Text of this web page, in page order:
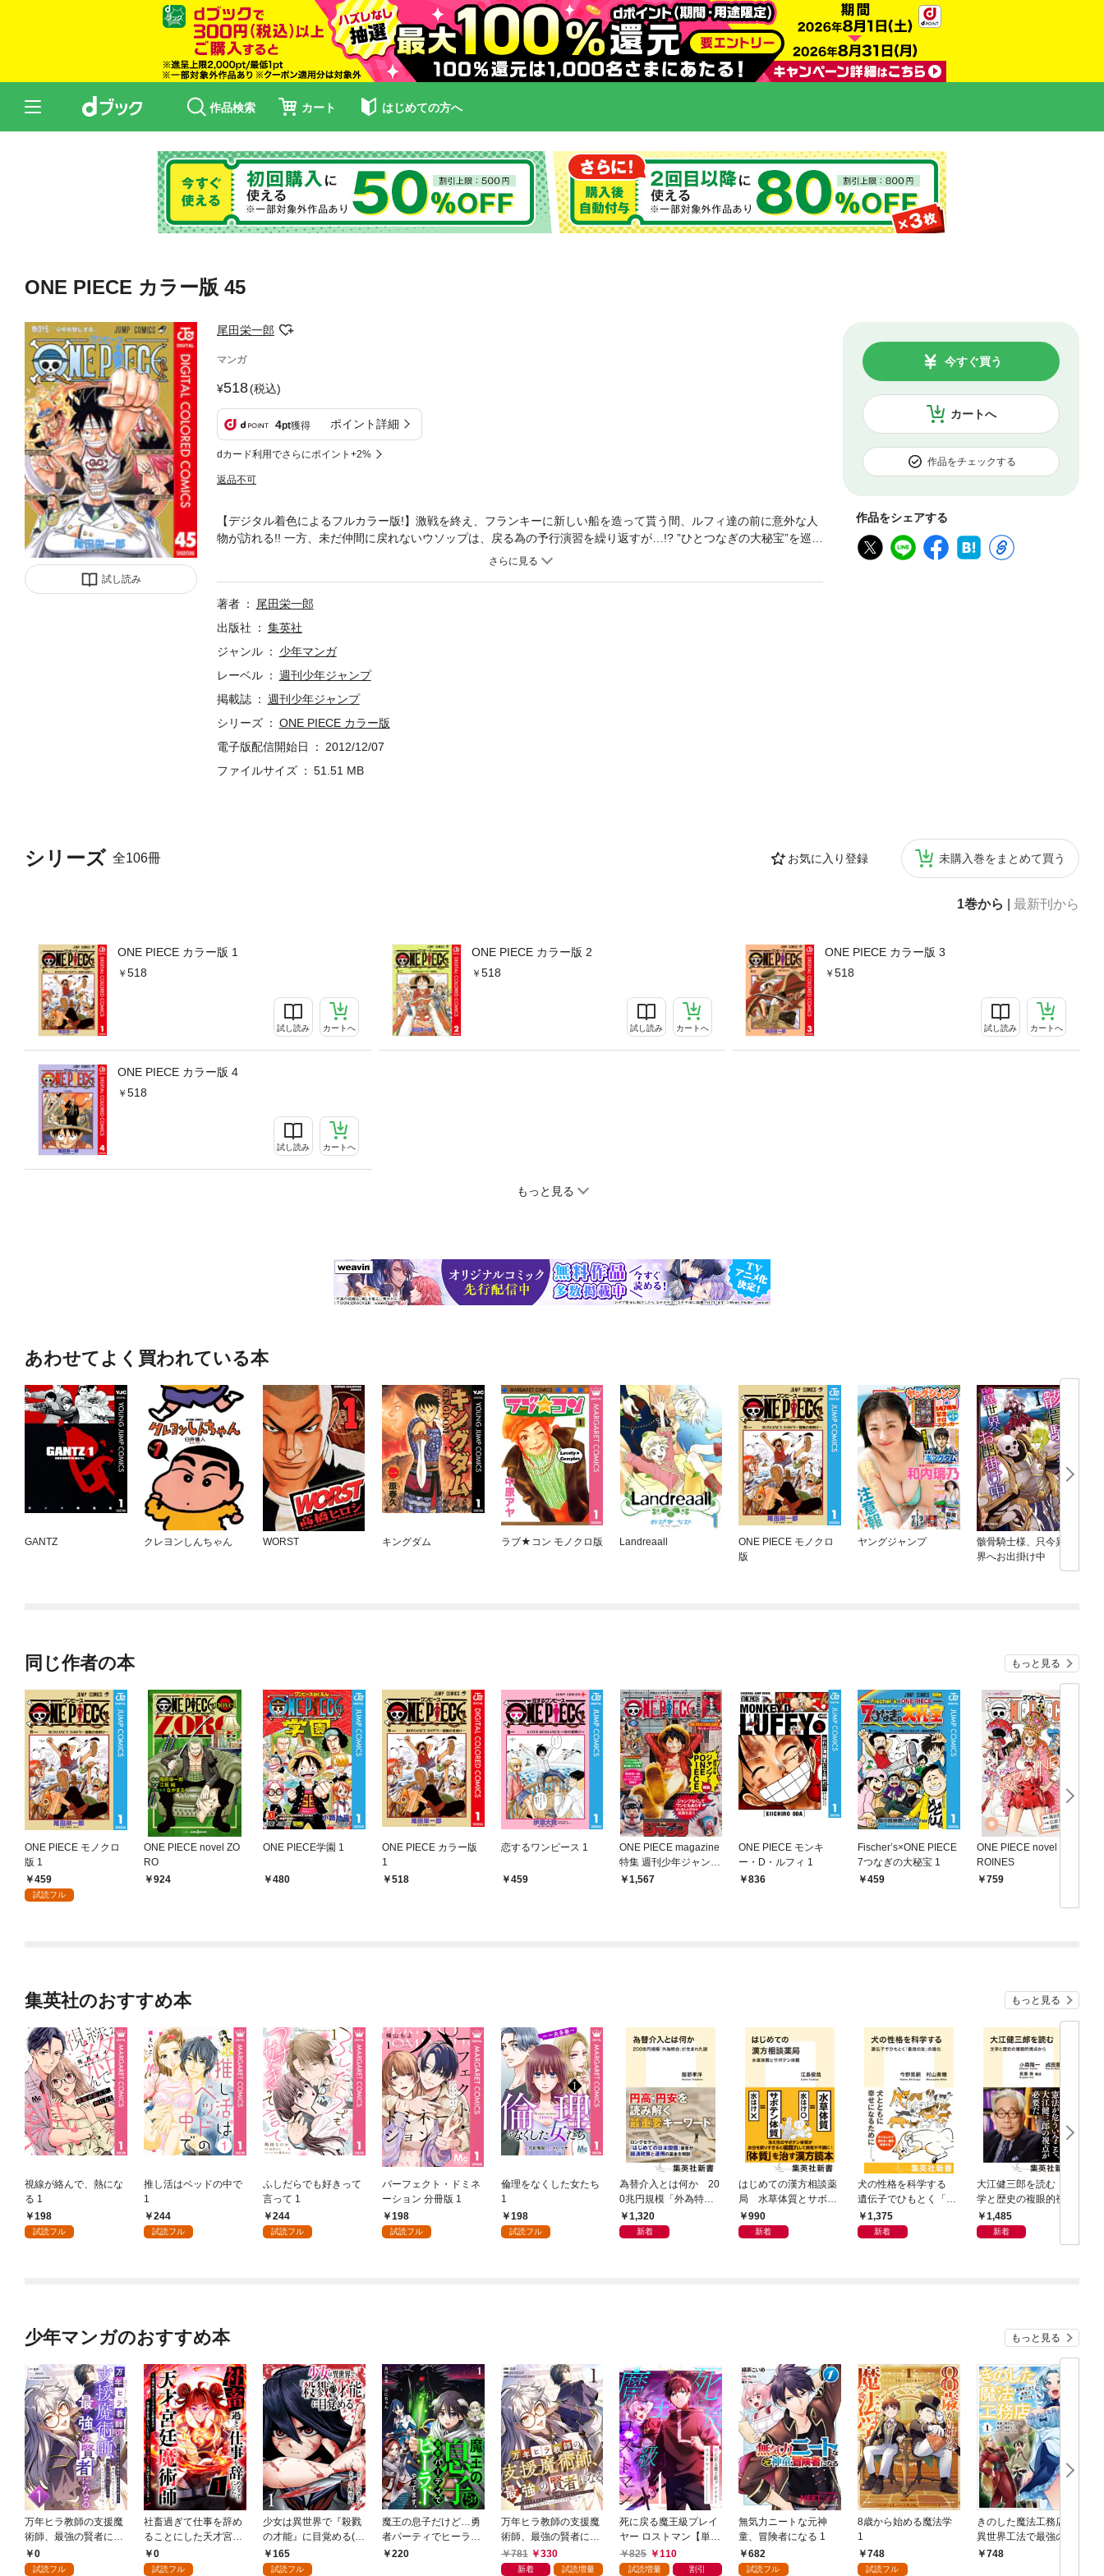
作品検索 カート はじめての方へ
ONE PIECE カラー版 45
試し読み
尾田栄一郎
マンガ
518(税込)
4pt獲得 ポイント詳細
dカード利用でさらにポイント+2%
返品不可
カートへ
今すぐ買う
作品をチェックする
作品をシェアする
シリーズ 全106冊 お気に入り登録 未購入巻をまとめて買う
1巻から 最新刊から
ONE PIECE カラー版 1
518
試し読み カートへ
ONE PIECE カラー版 2
518
試し読み カートへ
ONE PIECE カラー版 3
518
試し読み カートへ
ONE PIECE カラー版 4
518
試し読み カートへ
もっと見る
【デジタル着色によるフルカラー版!】激戦を終え、フランキーに新しい船を造って貰う間、ルフィ達の前に意外な人
物が訪れる!! 一方、未だ仲間に戻れないウソップは、戻る為の予行演習を繰り返すが…!? ”ひとつなぎの大秘宝”を巡る
著者
尾田栄一郎
出版社
集英社
ジャンル
少年マンガ
レーベル
週刊少年ジャンプ
掲載誌
週刊少年ジャンプ
シリーズ
ONE PIECE カラー版
電子版配信開始日
2012/12/07
ファイルサイズ
51.51 MB
あわせてよく買われている本
GANTZ クレヨンしんちゃん WORST キングダム ラブ★コン モノクロ版 Landreaall
ONE PIECE モノクロ
版
ヤングジャンプ
骸骨騎士様、只今異世
界へお出掛け中
同じ作者の本 もっと見る
ONE PIECE モノクロ
版 1
459
試読フル
ONE PIECE novel ZO
RO
924
ONE PIECE学園 1
480
ONE PIECE カラー版
1
518
恋するワンピース 1
459
ONE PIECE magazine
特集 週刊少年ジャンプ
とONE PIECE 020
1,567
ONE PIECE モンキ
ー・D・ルフィ 1
836
Fischer’s×ONE PIECE
7つなぎの大秘宝 1
459
ONE PIECE novel HE
ROINES
759
集英社のおすすめ本 もっと見る
視線が絡んで、熱にな
る 1
198
試読フル
推し活はベッドの中で
1
244
試読フル
ふしだらでも好きって
言って 1
244
試読フル
パーフェクト・ドミネ
ーション 分冊版 1
198
試読フル
倫理をなくした女たち
1
198
試読フル
為替介入とは何か 20
0兆円規模「外為特
会」が生まれた謎
1,320
新着
はじめての漢方相談薬
局 水草体質とサボテ
ン体質
990
新着
犬の性格を科学する
遺伝子でひもとく「最
良の友」の進化
1,375
新着
大江健三郎を読む 文
学と歴史の複眼的視点
から1,485
新着
少年マンガのおすすめ本 もっと見る
万年ヒラ教師の支援魔
術師、最強の賢者にな
る～不人気の支援魔術
師は給料泥棒だと魔術
0
試読フル
社畜過ぎて仕事を辞め
ることにした天才宮廷
魔術師～辺境の地でス
ローライフを夢見る
0
試読フル
少女は異世界で『殺戮
の才能』に目覚める(話
売り) #1
165
試読フル
魔王の息子だけど…勇
者パーティでヒーラー
やってます。1
220
万年ヒラ教師の支援魔
術師、最強の賢者にな
る～不人気の支援魔術
師は給料泥棒だと魔術
781 330
新着 試読増量
死に戻る魔王級プレイ
ヤー ロストマン【単行
本版】 1巻
825 110
試読増量 割引
無気力ニートな元神
童、冒険者になる 1
682
試読フル
8歳から始める魔法学
1
748
試読フル
きのした魔法工務店
異世界工法で最強の家
づくりを（コミック）
748